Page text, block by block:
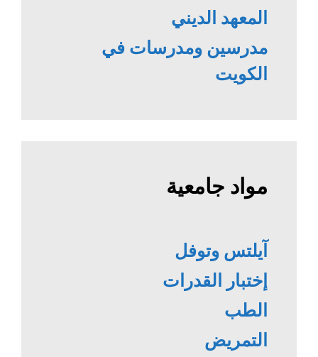
المعهد الديني
مدرسين ومدرسات في
الكويت
مواد جامعية
آيلتس وتوفل
إختبار القدرات
الطب
التمريض